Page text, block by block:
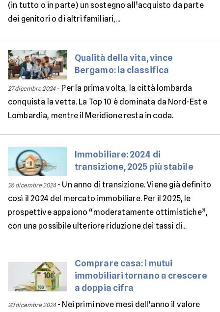
(in tutto o in parte) un sostegno all’acquisto da parte
dei genitori o di altri familiari,...
Qualità della vita, vince
Bergamo: la classifica
27 dicembre 2024- Per la prima volta, la città lombarda
conquista la vetta. La Top 10 è dominata da Nord-Est e
Lombardia, mentre il Meridione resta in coda.
Immobiliare: 2024 di
transizione, 2025 più stabile
26 dicembre 2024- Un anno di transizione. Viene già definito
così il 2024 del mercato immobiliare. Per il 2025, le
prospettive appaiono “moderatamente ottimistiche”,
con una possibile ulteriore riduzione dei tassi di...
Comprare casa: i mutui
immobiliari tornano a crescere
a doppia cifra
20 dicembre 2024- Nei primi nove mesi dell’anno il valore